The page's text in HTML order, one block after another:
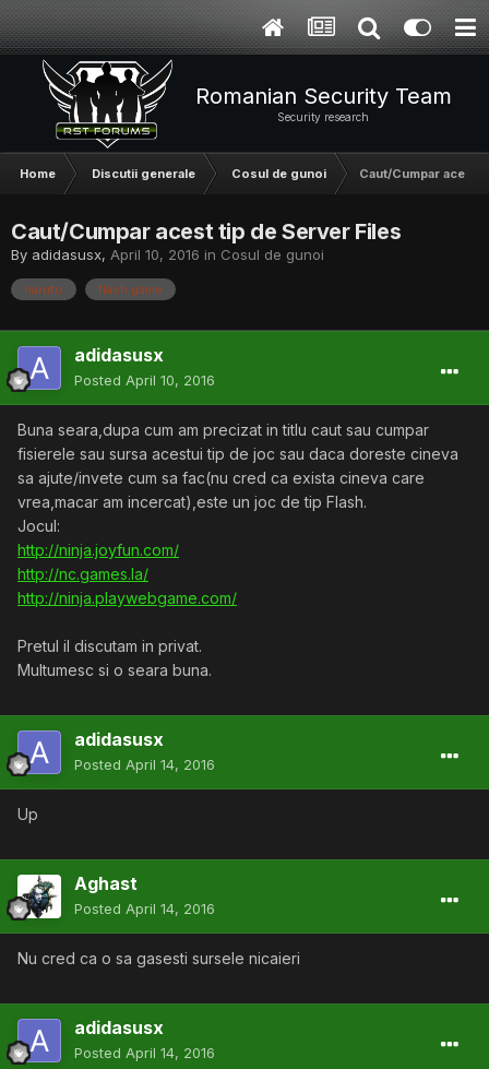
Romanian Security Team
Security research
Home Discutii generale Cosul de gunoi Caut/Cumpar acest
Caut/Cumpar acest tip de Server Files
By adidasusx, April 10, 2016 in Cosul de gunoi
naruto flash game
adidasusx
Posted April 10, 2016
Buna seara,dupa cum am precizat in titlu caut sau cumpar
fisierele sau sursa acestui tip de joc sau daca doreste cineva
sa ajute/invete cum sa fac(nu cred ca exista cineva care
vrea,macar am incercat),este un joc de tip Flash.
Jocul:
http://ninja.joyfun.com/
http://nc.games.la/
http://ninja.playwebgame.com/
Pretul il discutam in privat.
Multumesc si o seara buna.
adidasusx
Posted April 14, 2016
Up
Aghast
Posted April 14, 2016
Nu cred ca o sa gasesti sursele nicaieri
adidasusx
Posted April 14, 2016